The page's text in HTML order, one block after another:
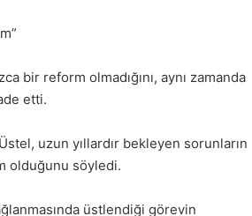
bir reform olmadığını, aynı zamanda
etti.
uzun yıllardır bekleyen sorunların
olduğunu söyledi.
üstlendiği görevin